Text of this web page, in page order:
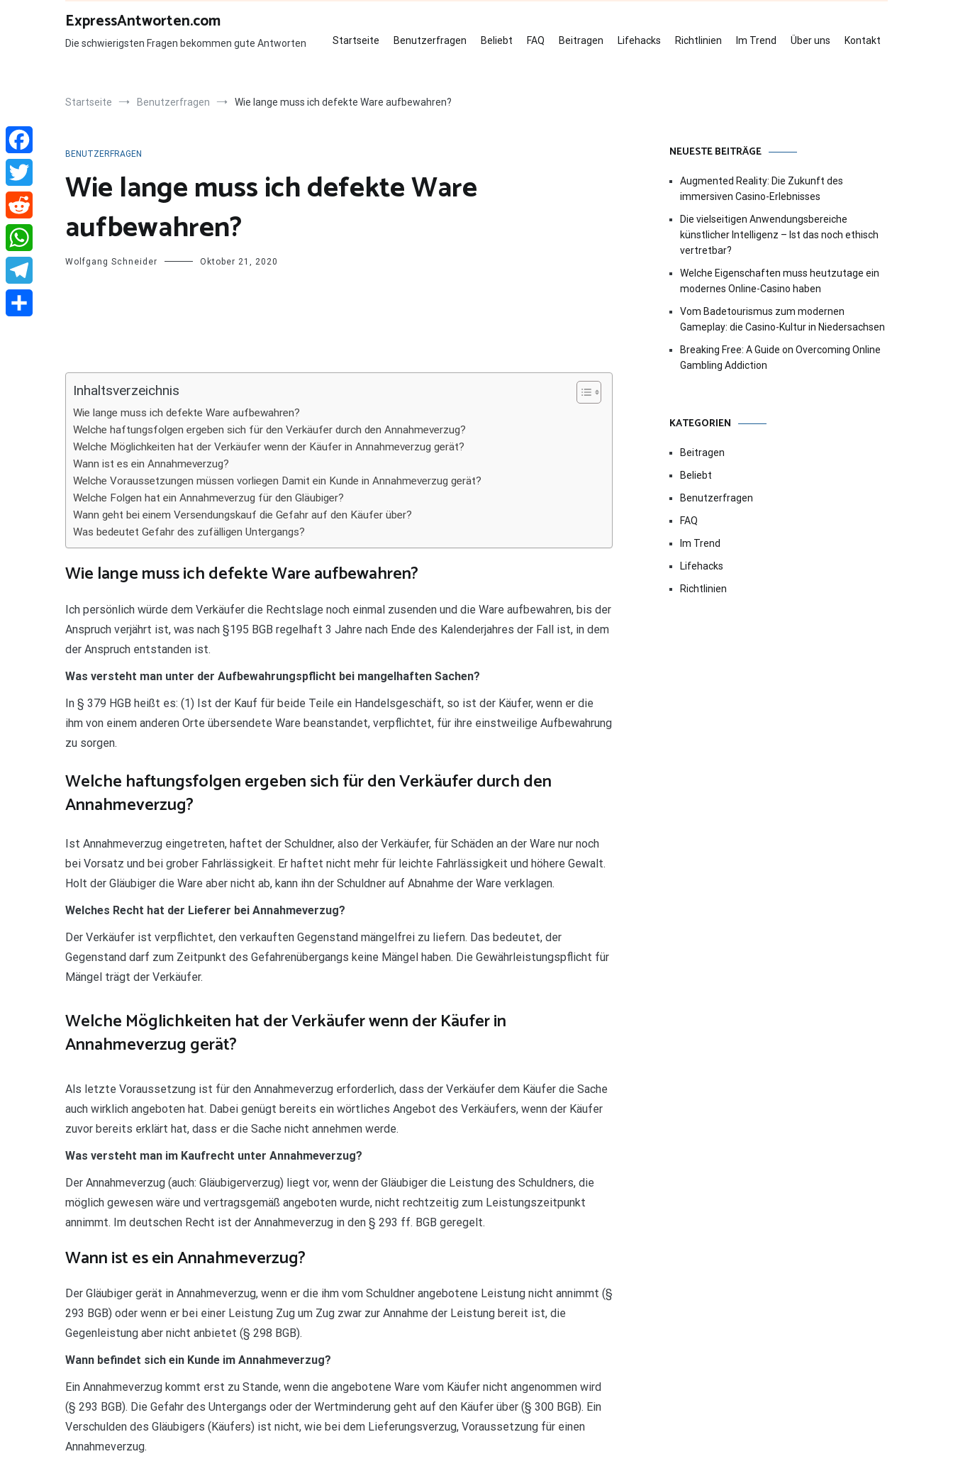
ExpressAntworten.com
Die schwierigsten Fragen bekommen gute Antworten Startseite Benutzerfragen Beliebt FAQ Beitragen Lifehacks Richtlinien Im Trend Über uns Kontakt
Startseite Benutzerfragen Wie lange muss ich defekte Ware aufbewahren?
BENUTZERFRAGEN
Wie lange muss ich defekte Ware
aufbewahren?
Wolfgang Schneider Oktober 21, 2020
Inhaltsverzeichnis
Wie lange muss ich defekte Ware aufbewahren?
Welche haftungsfolgen ergeben sich für den Verkäufer durch den Annahmeverzug?
Welche Möglichkeiten hat der Verkäufer wenn der Käufer in Annahmeverzug gerät?
Wann ist es ein Annahmeverzug?
Welche Voraussetzungen müssen vorliegen Damit ein Kunde in Annahmeverzug gerät?
Welche Folgen hat ein Annahmeverzug für den Gläubiger?
Wann geht bei einem Versendungskauf die Gefahr auf den Käufer über?
Was bedeutet Gefahr des zufälligen Untergangs?
Wie lange muss ich defekte Ware aufbewahren?
Ich persönlich würde dem Verkäufer die Rechtslage noch einmal zusenden und die Ware aufbewahren, bis der
Anspruch verjährt ist, was nach §195 BGB regelhaft 3 Jahre nach Ende des Kalenderjahres der Fall ist, in dem
der Anspruch entstanden ist.
Was versteht man unter der Aufbewahrungspflicht bei mangelhaften Sachen?
In § 379 HGB heißt es: (1) Ist der Kauf für beide Teile ein Handelsgeschäft, so ist der Käufer, wenn er die
ihm von einem anderen Orte übersendete Ware beanstandet, verpflichtet, für ihre einstweilige Aufbewahrung
zu sorgen.
Welche haftungsfolgen ergeben sich für den Verkäufer durch den
Annahmeverzug?
Ist Annahmeverzug eingetreten, haftet der Schuldner, also der Verkäufer, für Schäden an der Ware nur noch
bei Vorsatz und bei grober Fahrlässigkeit. Er haftet nicht mehr für leichte Fahrlässigkeit und höhere Gewalt.
Holt der Gläubiger die Ware aber nicht ab, kann ihn der Schuldner auf Abnahme der Ware verklagen.
Welches Recht hat der Lieferer bei Annahmeverzug?
Der Verkäufer ist verpflichtet, den verkauften Gegenstand mängelfrei zu liefern. Das bedeutet, der
Gegenstand darf zum Zeitpunkt des Gefahrenübergangs keine Mängel haben. Die Gewährleistungspflicht für
Mängel trägt der Verkäufer.
Welche Möglichkeiten hat der Verkäufer wenn der Käufer in
Annahmeverzug gerät?
Als letzte Voraussetzung ist für den Annahmeverzug erforderlich, dass der Verkäufer dem Käufer die Sache
auch wirklich angeboten hat. Dabei genügt bereits ein wörtliches Angebot des Verkäufers, wenn der Käufer
zuvor bereits erklärt hat, dass er die Sache nicht annehmen werde.
Was versteht man im Kaufrecht unter Annahmeverzug?
Der Annahmeverzug (auch: Gläubigerverzug) liegt vor, wenn der Gläubiger die Leistung des Schuldners, die
möglich gewesen wäre und vertragsgemäß angeboten wurde, nicht rechtzeitig zum Leistungszeitpunkt
annimmt. Im deutschen Recht ist der Annahmeverzug in den § 293 ff. BGB geregelt.
Wann ist es ein Annahmeverzug?
Der Gläubiger gerät in Annahmeverzug, wenn er die ihm vom Schuldner angebotene Leistung nicht annimmt (§
293 BGB) oder wenn er bei einer Leistung Zug um Zug zwar zur Annahme der Leistung bereit ist, die
Gegenleistung aber nicht anbietet (§ 298 BGB).
Wann befindet sich ein Kunde im Annahmeverzug?
Ein Annahmeverzug kommt erst zu Stande, wenn die angebotene Ware vom Käufer nicht angenommen wird
(§ 293 BGB). Die Gefahr des Untergangs oder der Wertminderung geht auf den Käufer über (§ 300 BGB). Ein
Verschulden des Gläubigers (Käufers) ist nicht, wie bei dem Lieferungsverzug, Voraussetzung für einen
Annahmeverzug.
NEUESTE BEITRÄGE
Augmented Reality: Die Zukunft des
immersiven Casino-Erlebnisses
Die vielseitigen Anwendungsbereiche
künstlicher Intelligenz – Ist das noch ethisch
vertretbar?
Welche Eigenschaften muss heutzutage ein
modernes Online-Casino haben
Vom Badetourismus zum modernen
Gameplay: die Casino-Kultur in Niedersachsen
Breaking Free: A Guide on Overcoming Online
Gambling Addiction
KATEGORIEN
Beitragen
Beliebt
Benutzerfragen
FAQ
Im Trend
Lifehacks
Richtlinien
Facebook
Twitter
Reddit
WhatsApp
Telegram